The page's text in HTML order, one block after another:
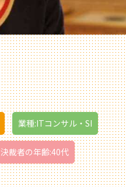
業種:ITコンサル・SI
決裁者の年齢:40代